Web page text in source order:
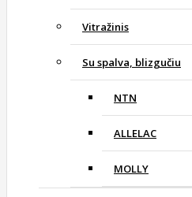
Vitražinis
Su spalva, blizgučiu
NTN
ALLELAC
MOLLY